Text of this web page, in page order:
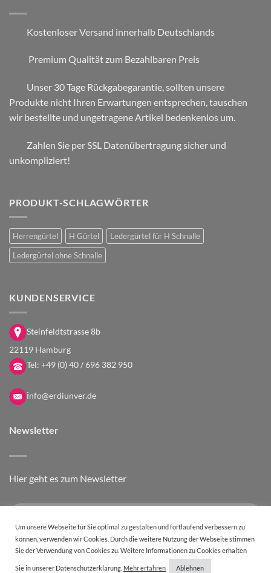
Kostenloser Versand innerhalb Deutschlands
Premium Qualität zum Bezahlbaren Preis
Unser 30 Tage Rückgabegarantie, sollten unsere
Produkte nicht Ihren Erwartungen entsprechen, tauschen
wir bestellte und ungetragene Artikel bedenkenlos um.
Zahlen Sie per SSL Datenübertragung sicher und
unkompliziert!
PRODUKT-SCHLAGWÖRTER
Herrengürtel H Gürtel
Ledergürtel für H Schnalle
Ledergürtel ohne Schnalle
KUNDENSERVICE
Steinfeldtstrasse 8b
22119 Hamburg
Tel: +49 (0) 40 / 696 382 950
info@erdiunver.de
Newsletter
Hier geht es zum Newsletter
Um unsere Webseite für Sie optimal zu gestalten und fortlaufend verbessern zu
können, verwenden wir Cookies. Durch die weitere Nutzung der Webseite stimmen
Sie der Verwendung von Cookies zu. Weitere Informationen zu Cookies erhalten
Sie in unserer Datenschutzerklärung. Mehr erfahren Ablehnen